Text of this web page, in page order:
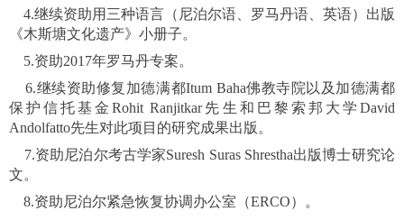
4.继续资助用三种语言（尼泊尔语、罗马丹语、英语）出版
《木斯塘文化遗产》小册子。
5.资助2017年罗马丹专案。
6.继续资助修复加德满都Itum Baha佛教寺院以及加德满都
保护信托基金Rohit Ranjitkar先生和巴黎索邦大学David
Andolfatto先生对此项目的研究成果出版。
7.资助尼泊尔考古学家Suresh Suras Shrestha出版博士研究论
文。
8.资助尼泊尔紧急恢复协调办公室（ERCO）。